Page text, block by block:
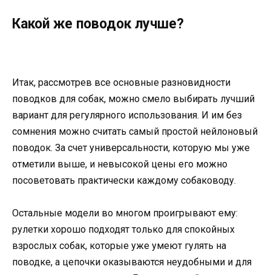
Какой же поводок лучше?
Итак, рассмотрев все основные разновидности
поводков для собак, можно смело выбирать лучший
вариант для регулярного использования. И им без
сомнения можно считать самый простой нейлоновый
поводок. За счет универсальности, которую мы уже
отметили выше, и невысокой цены его можно
посоветовать практически каждому собаководу.
Остальные модели во многом проигрывают ему:
рулетки хорошо подходят только для спокойных
взрослых собак, которые уже умеют гулять на
поводке, а цепочки оказываются неудобными и для